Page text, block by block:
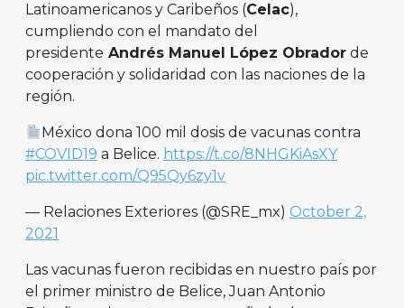
Latinoamericanos y Caribeños (Celac),
cumpliendo con el mandato del
presidente Andrés Manuel López Obrador de
cooperación y solidaridad con las naciones de la
región.
México dona 100 mil dosis de vacunas contra
#COVID19 a Belice. https://t.co/8NHGKiAsXY
pic.twitter.com/Q95Qy6zy1v
— Relaciones Exteriores (@SRE_mx) October 2,
2021
Las vacunas fueron recibidas en nuestro país por
el primer ministro de Belice, Juan Antonio